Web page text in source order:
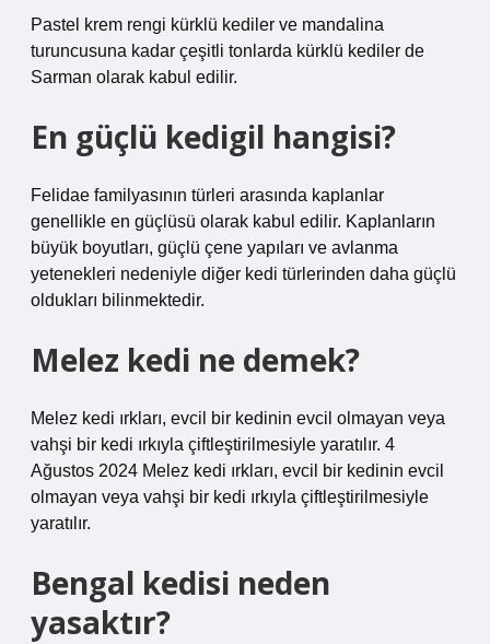
Pastel krem ​​rengi kürklü kediler ve mandalina
turuncusuna kadar çeşitli tonlarda kürklü kediler de
Sarman olarak kabul edilir.
En güçlü kedigil hangisi?
Felidae familyasının türleri arasında kaplanlar
genellikle en güçlüsü olarak kabul edilir. Kaplanların
büyük boyutları, güçlü çene yapıları ve avlanma
yetenekleri nedeniyle diğer kedi türlerinden daha güçlü
oldukları bilinmektedir.
Melez kedi ne demek?
Melez kedi ırkları, evcil bir kedinin evcil olmayan veya
vahşi bir kedi ırkıyla çiftleştirilmesiyle yaratılır. 4
Ağustos 2024 Melez kedi ırkları, evcil bir kedinin evcil
olmayan veya vahşi bir kedi ırkıyla çiftleştirilmesiyle
yaratılır.
Bengal kedisi neden
yasaktır?